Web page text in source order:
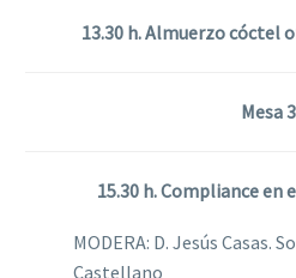
13.30 h. Almuerzo cóctel
Mesa 3
15.30 h. Compliance
MODERA: D. Jesús Casas.
Castellano